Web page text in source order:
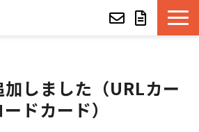
しました（URLカー
ドカード）